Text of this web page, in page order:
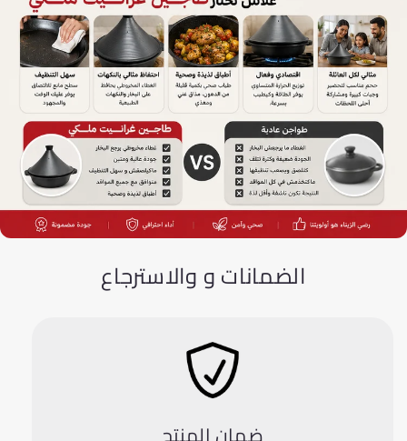
الضمانات و والاسترجاع